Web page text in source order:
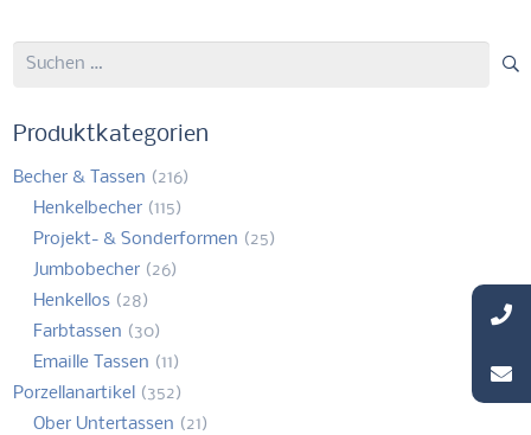
Suchen
Produktkategorien
Becher & Tassen (216)
Henkelbecher (115)
Projekt- & Sonderformen (25)
Jumbobecher (26)
Henkellos (28)
Farbtassen (30)
Emaille Tassen (11)
Porzellanartikel (352)
Ober Untertassen (21)